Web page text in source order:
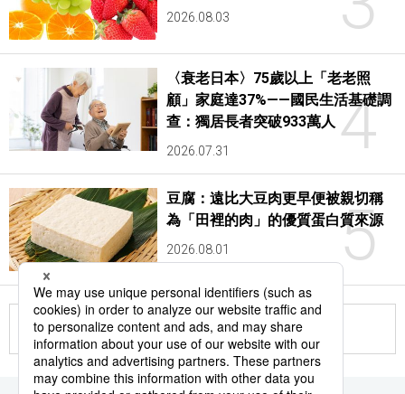
2026.08.03
4
〈衰老日本〉75歲以上「老老照
顧」家庭達37%——國民生活基礎調
查：獨居長者突破933萬人
2026.07.31
5
豆腐：遠比大豆肉更早便被親切稱
為「田裡的肉」的優質蛋白質來源
2026.08.01
更多